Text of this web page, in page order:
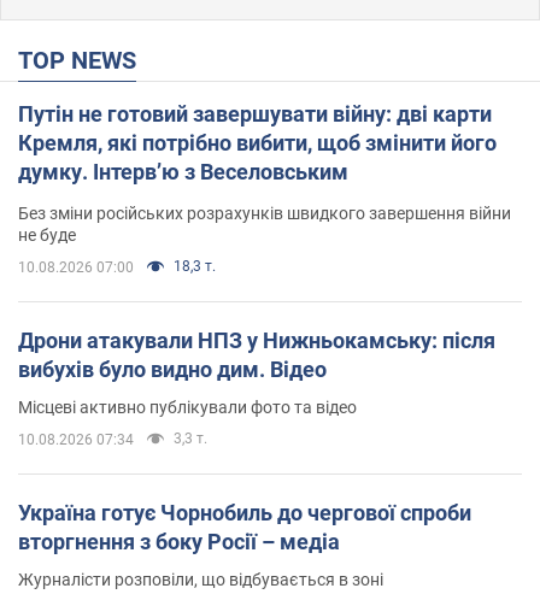
TOP NEWS
Путін не готовий завершувати війну: дві карти
Кремля, які потрібно вибити, щоб змінити його
думку. Інтерв’ю з Веселовським
Без зміни російських розрахунків швидкого завершення війни
не буде
10.08.2026 07:00 18,3 т.
Дрони атакували НПЗ у Нижньокамську: після
вибухів було видно дим. Відео
Місцеві активно публікували фото та відео
10.08.2026 07:34 3,3 т.
Україна готує Чорнобиль до чергової спроби
вторгнення з боку Росії – медіа
Журналісти розповіли, що відбувається в зоні